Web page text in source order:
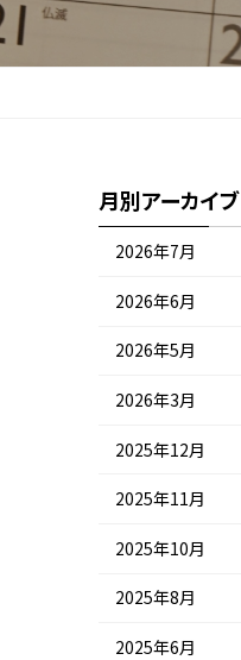
月別アーカイブ
2026年7月
2026年6月
2026年5月
2026年3月
2025年12月
2025年11月
2025年10月
2025年8月
2025年6月